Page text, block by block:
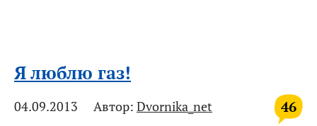
Я люблю газ!
46
04.09.2013 Автор: Dvornika_net